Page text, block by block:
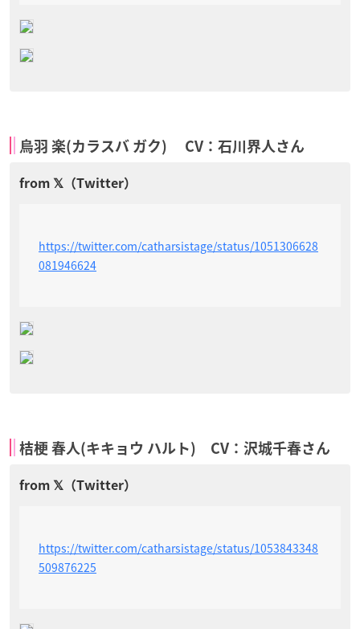
烏羽 楽(カラスバ ガク) CV：石川界人さん
https://twitter.com/catharsistage/status/1051306628
081946624
桔梗 春人(キキョウ ハルト) CV：沢城千春さん
https://twitter.com/catharsistage/status/1053843348
509876225